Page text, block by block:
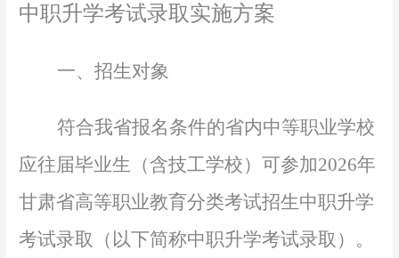
中职升学考试录取实施方案
一、招生对象
符合我省报名条件的省内中等职业学校
应往届毕业生（含技工学校）可参加2026年
甘肃省高等职业教育分类考试招生中职升学
考试录取（以下简称中职升学考试录取）。